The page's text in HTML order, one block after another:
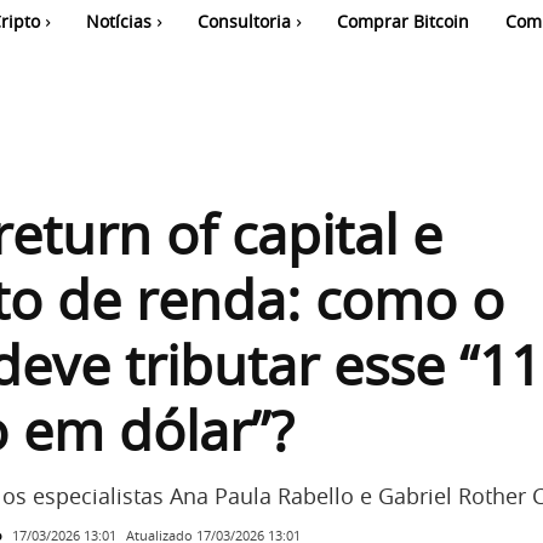
Notícias Consultoria Comprar Bitcoin
of capital e
de renda: como o
tributar esse
dólar”?
especialistas Ana Paula Rabello e Gabriel Rother
17/03/2026 13:01 Atualizado 17/03/2026 13:01